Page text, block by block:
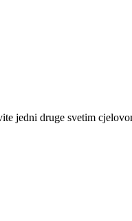
jedni druge svetim